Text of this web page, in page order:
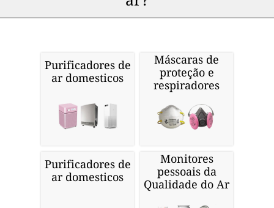
Purificadores de
ar domesticos
Máscaras de
proteção e
respiradores
Purificadores de
ar domesticos
Monitores
pessoais da
Qualidade do Ar